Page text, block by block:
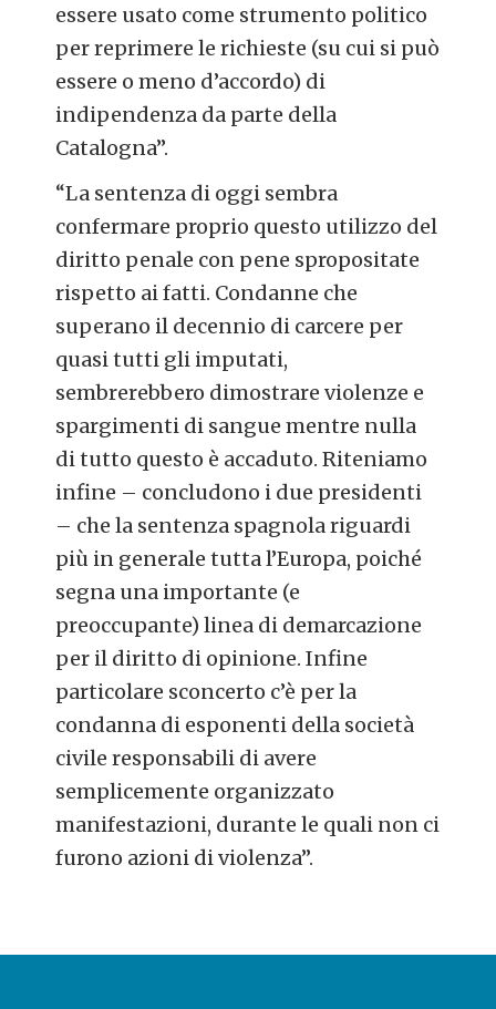
essere usato come strumento politico
per reprimere le richieste (su cui si può
essere o meno d’accordo) di
indipendenza da parte della
Catalogna”.
“La sentenza di oggi sembra
confermare proprio questo utilizzo del
diritto penale con pene spropositate
rispetto ai fatti. Condanne che
superano il decennio di carcere per
quasi tutti gli imputati,
sembrerebbero dimostrare violenze e
spargimenti di sangue mentre nulla
di tutto questo è accaduto. Riteniamo
infine – concludono i due presidenti
– che la sentenza spagnola riguardi
più in generale tutta l’Europa, poiché
segna una importante (e
preoccupante) linea di demarcazione
per il diritto di opinione. Infine
particolare sconcerto c’è per la
condanna di esponenti della società
civile responsabili di avere
semplicemente organizzato
manifestazioni, durante le quali non ci
furono azioni di violenza”.
POST